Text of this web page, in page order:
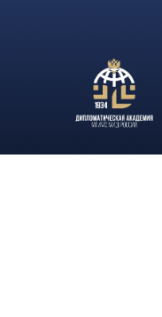
«Курс молодого Мудреца»